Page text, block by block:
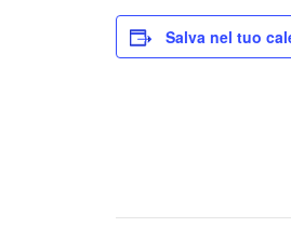
Salva nel tuo